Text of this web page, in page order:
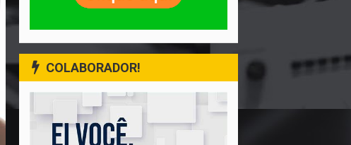
COLABORADOR!